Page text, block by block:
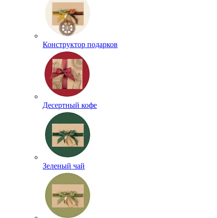
Конструктор подарков
Десертный кофе
Зеленый чай